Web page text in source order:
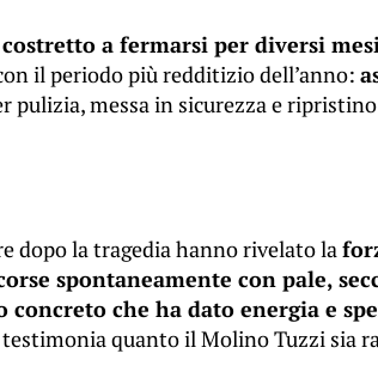
a fermarsi per diversi
il periodo più redditizio dell’anno:
pulizia, messa in sicurezza e
dopo la tragedia hanno rivelato la
spontaneamente con pale,
che ha dato energia e
quanto il Molino Tuzzi sia